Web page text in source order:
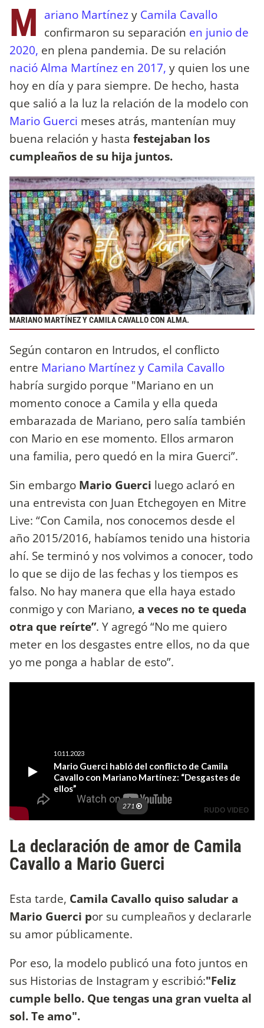
M ariano Martínezy Camila Cavallo
confirmaron su separación en junio de
2020, en plena pandemia. De su relación
nació Alma Martínez en 2017, y quien los une
hoy en día y para siempre. De hecho, hasta
que salió a la luz la relación de la modelo con
Mario Guerci meses atrás, mantenían muy
buena relación y hasta festejaban los
cumpleaños de su hija juntos.
MARIANO MARTÍNEZ Y CAMILA CAVALLO CON ALMA.
Según contaron en Intrudos, el conflicto
entre Mariano Martínez y Camila Cavallo
habría surgido porque "Mariano en un
momento conoce a Camila y ella queda
embarazada de Mariano, pero salía también
con Mario en ese momento. Ellos armaron
una familia, pero quedó en la mira Guerci”.
Sin embargo Mario Guerci luego aclaró en
una entrevista con Juan Etchegoyen en Mitre
Live: “Con Camila, nos conocemos desde el
año 2015/2016, habíamos tenido una historia
ahí. Se terminó y nos volvimos a conocer, todo
lo que se dijo de las fechas y los tiempos es
falso. No hay manera que ella haya estado
conmigo y con Mariano, a veces no te queda
otra que reírte”. Y agregó “No me quiero
meter en los desgastes entre ellos, no da que
yo me ponga a hablar de esto”.
La declaración de amor de Camila
Cavallo a Mario Guerci
Esta tarde, Camila Cavallo quiso saludar a
Mario Guerci por su cumpleaños y declararle
su amor públicamente.
Por eso, la modelo publicó una foto juntos en
sus Historias de Instagram y escribió:"Feliz
cumple bello. Que tengas una gran vuelta al
sol. Te amo".